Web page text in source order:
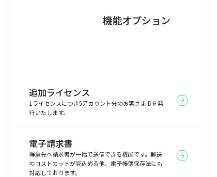
機能オプション
追加ライセンス
1ライセンスにつき5アカウント分のお客さまIDを発
行いたします。
電子請求書
得意先へ請求書が一括で送信できる機能です。郵送
のコストカットが見込める他、電子帳簿保存法にも
対応しております。